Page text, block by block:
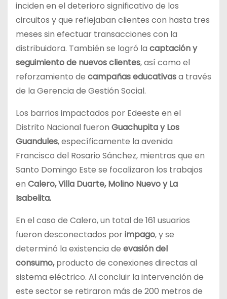
inciden en el deterioro significativo de los
circuitos y que reflejaban clientes con hasta tres
meses sin efectuar transacciones con la
distribuidora. También se logró la captación y
seguimiento de nuevos clientes, así como el
reforzamiento de campañas educativasa través
de la Gerencia de Gestión Social.
Los barrios impactados por Edeeste en el
Distrito Nacional fueron Guachupita y Los
Guandules, específicamente la avenida
Francisco del Rosario Sánchez, mientras que en
Santo Domingo Este se focalizaron los trabajos
en Calero, Villa Duarte, Molino Nuevo y La
Isabelita.
En el caso de Calero, un total de 161 usuarios
fueron desconectados porimpago, y se
determinó la existencia de evasión del
consumo,producto de conexiones directas al
sistema eléctrico. Al concluir la intervención de
este sector se retiraron más de 200 metros de